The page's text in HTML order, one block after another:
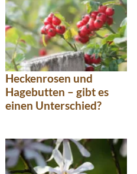
Heckenrosen und
Hagebutten – gibt es
einen Unterschied?